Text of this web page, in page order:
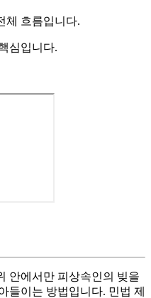
체 흐름입니다.
심입니다.
안에서만 피상속인의 빚을
들이는 방법입니다. 민법 제